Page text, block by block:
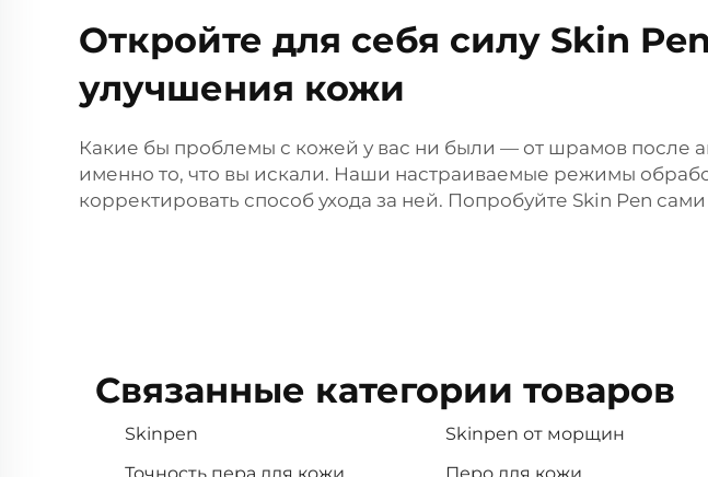
Откройте для себя силу Skin
улучшения кожи
Какие бы проблемы с кожей у вас ни были — от шрамов после
именно то, что вы искали. Наши настраиваемые режимы
корректировать способ ухода за ней. Попробуйте Skin Pen
Связанные категории товаров
Skinpen Skinpen от морщин
Точность пера для кожи
Перо для кожи